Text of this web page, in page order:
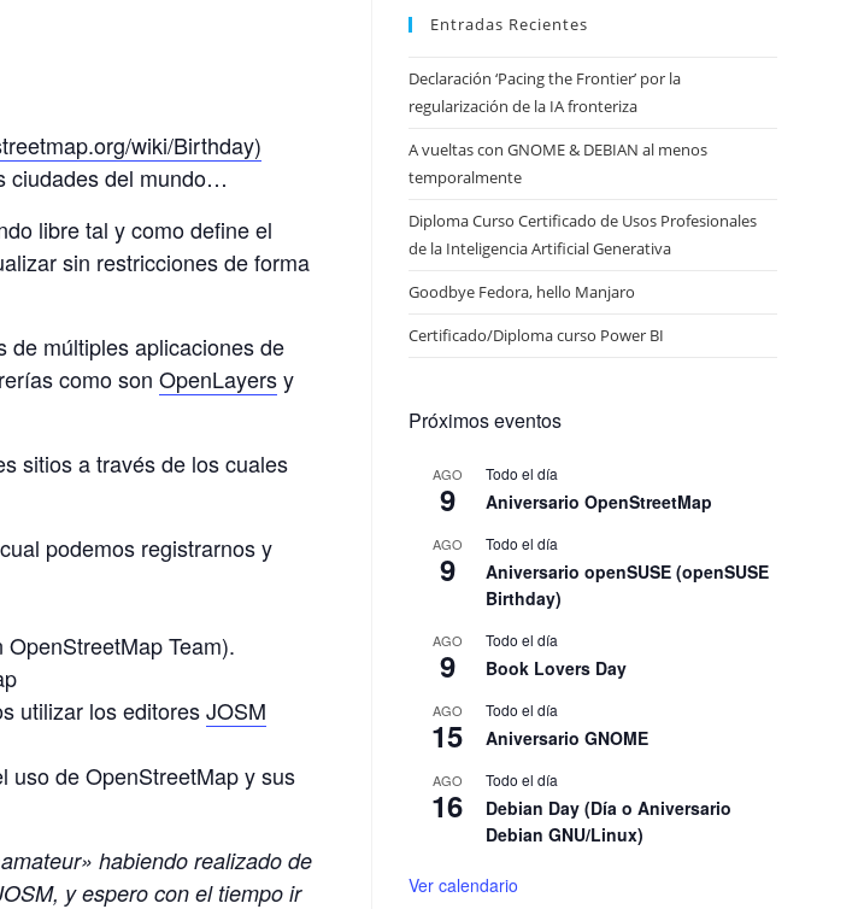
wiki/Birthday)
ciudades del mundo…
libre tal y como define el
sin restricciones de forma
de múltiples aplicaciones de
como son OpenLayersy
sitios a través de los cuales
podemos registrarnos y
Team).
utilizar los editoresJOSM
uso de OpenStreetMap y sus
habiendo realizado de
y espero con el tiempo ir
Entradas Recientes
Declaración ‘Pacing the Frontier’ por la
regularización de la IA fronteriza
A vueltas con GNOME & DEBIAN al menos
temporalmente
Diploma Curso Certificado de Usos Profesionales
de la Inteligencia Artificial Generativa
Goodbye Fedora, hello Manjaro
Certificado/Diploma curso Power BI
Próximos eventos
AGO
9
Todo el día
Aniversario OpenStreetMap
AGO
9
Todo el día
Aniversario openSUSE (openSUSE
Birthday)
AGO
9
Todo el día
Book Lovers Day
AGO
15
Todo el día
Aniversario GNOME
AGO
16
Todo el día
Debian Day (Día o Aniversario
Debian GNU/Linux)
Ver calendario